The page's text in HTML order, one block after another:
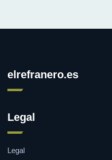
elrefranero.es
Legal
Legal